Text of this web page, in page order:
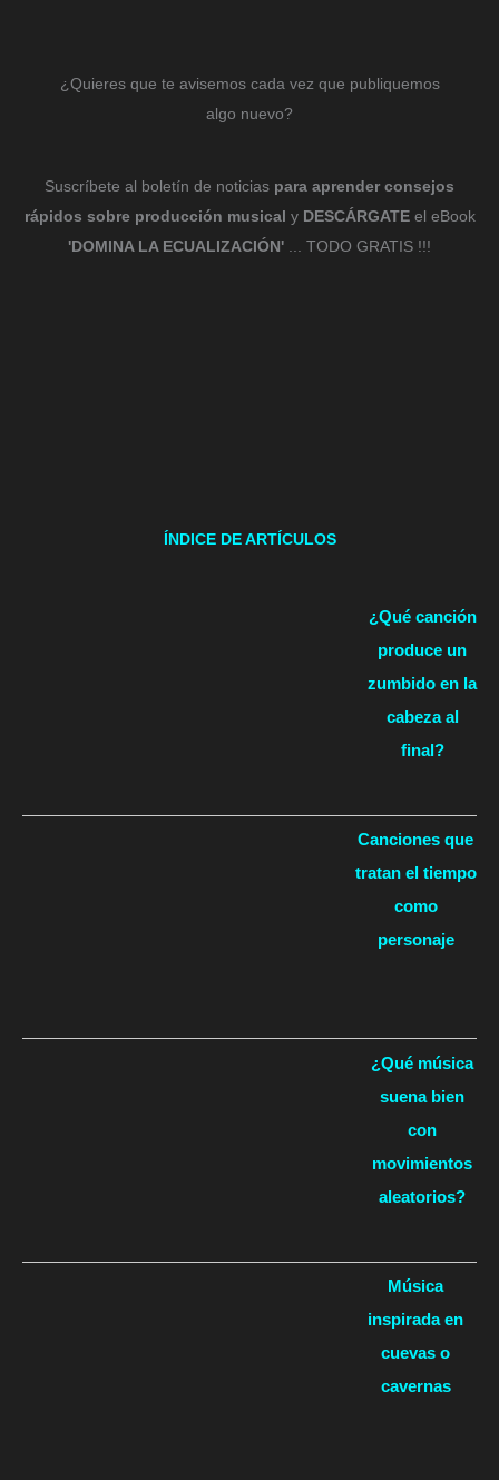
¿Quieres que te avisemos cada vez que publiquemos
algo nuevo?
Suscríbete al boletín de noticias para aprender consejos
rápidos sobre producción musical y DESCÁRGATEel eBook
'DOMINA LA ECUALIZACIÓN' ... TODO GRATIS !!!
ÍNDICE DE ARTÍCULOS
¿Qué canción
produce un
zumbido en la
cabeza al
final?
Canciones que
tratan el tiempo
como
personaje
¿Qué música
suena bien
con
movimientos
aleatorios?
Música
inspirada en
cuevas o
cavernas